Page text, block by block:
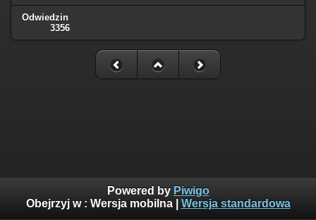
Odwiedzin
3356
Powered by Piwigo
Obejrzyj w : Wersja mobilna| Wersja standardowa